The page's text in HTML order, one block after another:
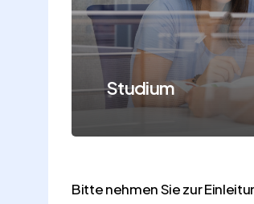
Studium
Bitte nehmen Sie zur